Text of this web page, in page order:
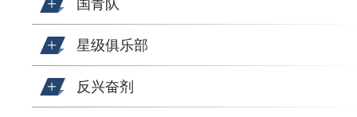
国青队
星级俱乐部
反兴奋剂